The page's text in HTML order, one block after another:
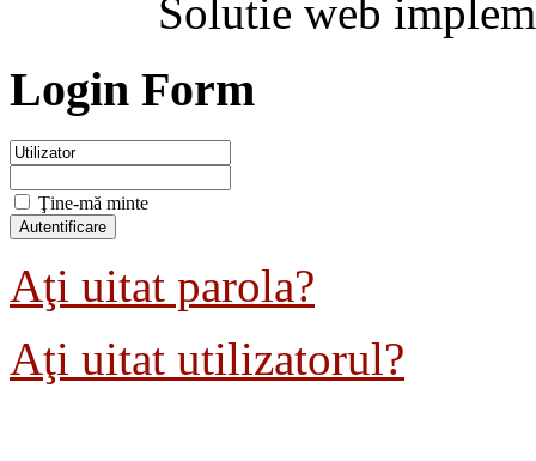
Solutie web
Login Form
Ţine-mă minte
Aţi uitat parola?
Aţi uitat utilizatorul?